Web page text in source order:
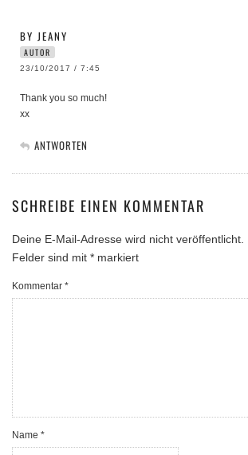
BY JEANY
AUTOR
23/10/2017 / 7:45
Thank you so much!
xx
ANTWORTEN
SCHREIBE EINEN KOMMENTAR
Deine E-Mail-Adresse wird nicht veröffentlicht.
Felder sind mit * markiert
Kommentar *
Name *